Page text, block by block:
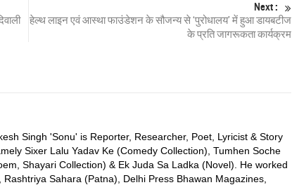
Next :
हेल्थ लाइन एवं आस्था फाउंडेशन के सौजन्य से ‘पुरोधालय’ में हुआ डायबटीज
के प्रति जागरूकता कार्यक्रम
Singh 'Sonu' is Reporter, Researcher, Poet, Lyricist & Story
Sixer Lalu Yadav Ke (Comedy Collection), Tumhen Soche
Shayari Collection) & Ek Juda Sa Ladka (Novel). He worked
Sahara (Patna), Delhi Press Bhawan Magazines,